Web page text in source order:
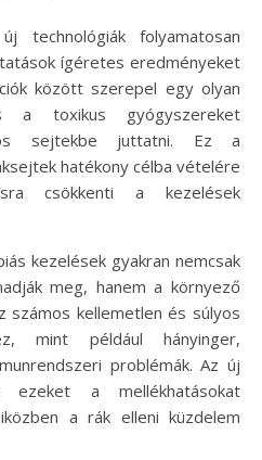
ígéretes eredményeket
között szerepel egy olyan
a toxikus gyógyszereket
sejtekbe juttatni. Ez a
hatékony célba vételére
csökkenti a kezelések
kezelések gyakran nemcsak
meg, hanem a környező
számos kellemetlen és súlyos
mint például hányinger,
problémák. Az új
ezeket a mellékhatásokat
a rák elleni küzdelem